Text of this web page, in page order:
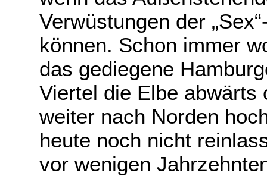
Verwüstungen der
können. Schon immer
das gediegene
Viertel die Elbe abwärts
weiter nach Norden
heute noch nicht
vor wenigen